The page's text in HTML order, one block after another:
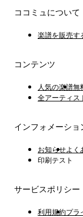
ココミュについて
楽譜を販売す
コンテンツ
人気の楽譜無
全アーティス
インフォメーショ
お知らせよく
印刷テスト
サービスポリシー
利用規約プラ